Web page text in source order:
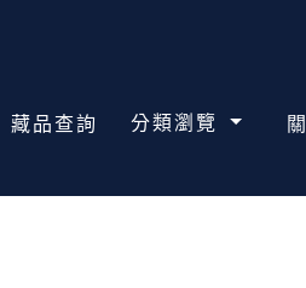
藏品查詢 分類瀏覽